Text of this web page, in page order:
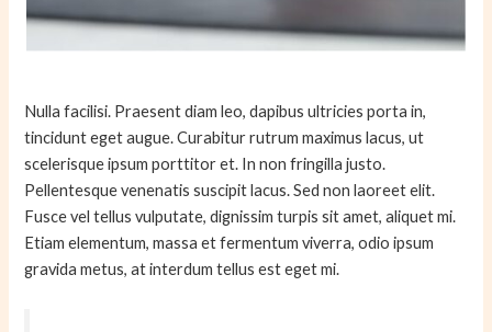
Nulla facilisi. Praesent diam leo, dapibus ultricies porta in,
tincidunt eget augue. Curabitur rutrum maximus lacus, ut
scelerisque ipsum porttitor et. In non fringilla justo.
Pellentesque venenatis suscipit lacus. Sed non laoreet elit.
Fusce vel tellus vulputate, dignissim turpis sit amet, aliquet mi.
Etiam elementum, massa et fermentum viverra, odio ipsum
gravida metus, at interdum tellus est eget mi.